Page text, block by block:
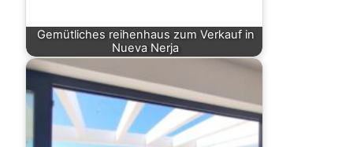
Gemütliches reihenhaus zum Verkauf in
Nueva Nerja